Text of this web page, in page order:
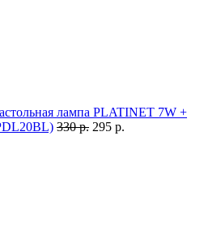
лампа PLATINET 7W +
330 р. 295 р.